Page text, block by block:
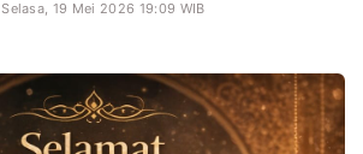
Selasa, 19 Mei 2026 19:09 WIB